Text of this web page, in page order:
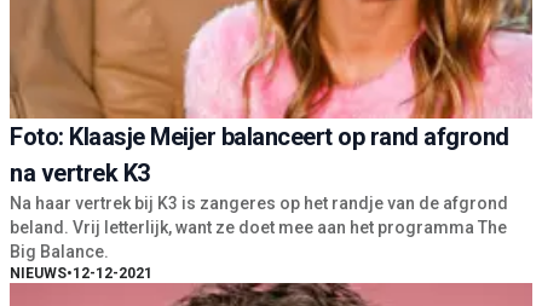
Foto: Klaasje Meijer balanceert op rand afgrond
na vertrek K3
Na haar vertrek bij K3 is zangeres op het randje van de afgrond
beland. Vrij letterlijk, want ze doet mee aan het programma The
Big Balance.
NIEUWS•12-12-2021